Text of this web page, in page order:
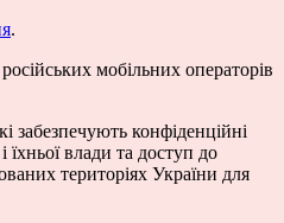
.
мобільних операторів
забезпечують конфіденційні
їхньої влади та доступ до
територіях України для